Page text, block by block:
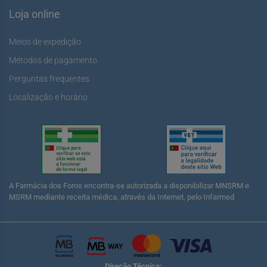
Loja online
Meios de expedição
Métodos de pagamento
Perguntas frequentes
Localização e horário
A Farmácia dos Foros encontra-se autorizada a disponibilizar MNSRM e
MSRM mediante receita médica, através da Internet, pelo Infarmed